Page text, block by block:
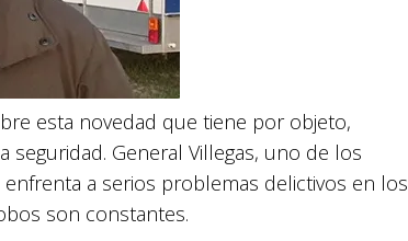
esta novedad que tiene por objeto,
General Villegas, uno de los
a serios problemas delictivos en los
son constantes.